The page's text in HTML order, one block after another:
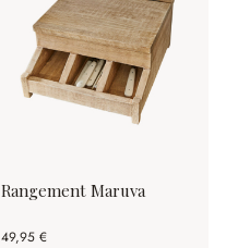
Rangement Maruva
49,95 €